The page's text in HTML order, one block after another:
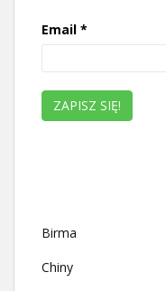
Email *
Birma
Chiny